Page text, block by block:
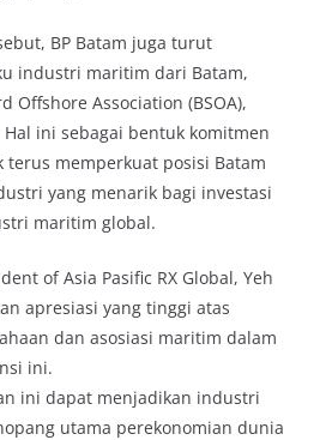
BP Batam juga turut
industri maritim dari Batam,
Offshore Association (BSOA),
Hal ini sebagai bentuk komitmen
terus memperkuat posisi Batam
yang menarik bagi investasi
maritim global.
of Asia Pasific RX Global, Yeh
apresiasi yang tinggi atas
dan asosiasi maritim dalam
ini.
ini dapat menjadikan industri
utama perekonomian dunia